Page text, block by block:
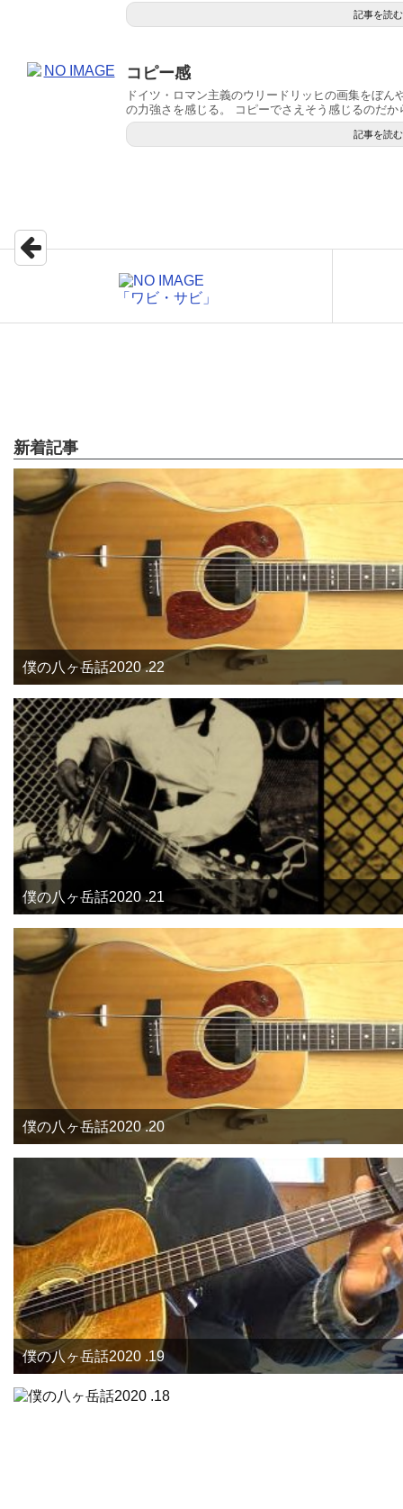
記事を読む
コピー感
ドイツ・ロマン主義のウリードリッヒの画集をぼ
の力強さを感じる。 コピーでさえそう感じるのだか
記事を読む
「ワビ・サビ」
新着記事
僕の八ヶ岳話2020 .22
僕の八ヶ岳話2020 .21
僕の八ヶ岳話2020 .20
僕の八ヶ岳話2020 .19